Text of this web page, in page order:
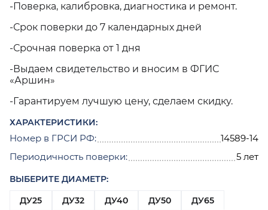
-Поверка, калибровка, диагностика и ремонт.
-Срок поверки до 7 календарных дней
-Срочная поверка от 1 дня
-Выдаем свидетельство и вносим в ФГИС
«Аршин»
-Гарантируем лучшую цену, сделаем скидку.
ХАРАКТЕРИСТИКИ:
Номер в ГРСИ РФ:
14589-14
Периодичность поверки:
5 лет
ВЫБЕРИТЕ ДИАМЕТР:
ДУ25
ДУ32 ДУ40 ДУ50
ДУ65